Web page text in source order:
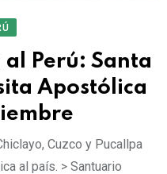
al Perú: Santa
Apostólica
Cuzco y Pucallpa
al país. > Santuario